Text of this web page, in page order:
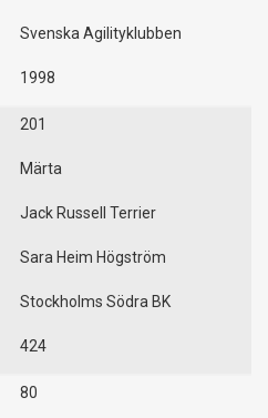
Svenska Agilityklubben
1998
201
Märta
Jack Russell Terrier
Sara Heim Högström
Stockholms Södra BK
424
80